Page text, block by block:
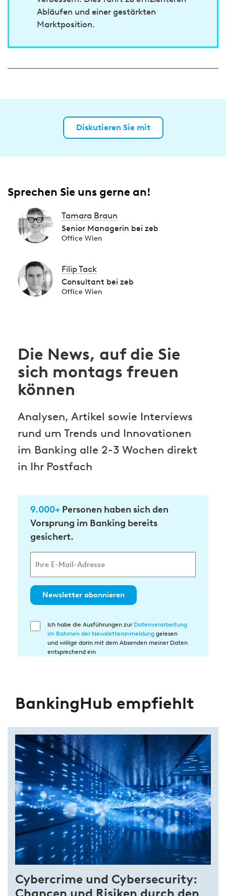
Abläufen und einer gestärkten
Marktposition.
Diskutieren Sie mit
Sprechen Sie uns gerne an!
Tamara Braun
Senior Managerin bei zeb
Office Wien
Filip Tack
Consultant bei zeb
Office Wien
Die News, auf die Sie
sich montags freuen
können
Analysen, Artikel sowie Interviews
rund um Trends und Innovationen
im Banking alle 2-3 Wochen direkt
in Ihr Postfach
9.000+ Personen haben sich den
Vorsprung im Banking bereits
gesichert.
Newsletter abonnieren
Einwilligung
Ich habe die Ausführungen zur Datenverarbeitung
im Rahmen der Newsletteranmeldung gelesen
und willige darin mit dem Absenden meiner Daten
entsprechend ein
BankingHub empfiehlt
Cybercrime und Cybersecurity: